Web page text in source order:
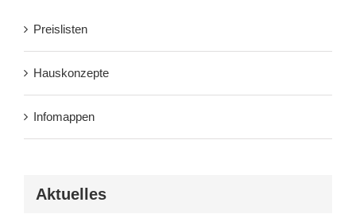
Preislisten
Hauskonzepte
Infomappen
Aktuelles